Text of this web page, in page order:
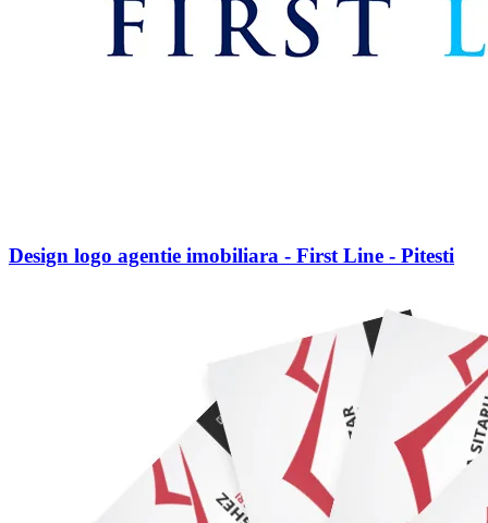
Design logo agentie imobiliara - First Line - Pitesti